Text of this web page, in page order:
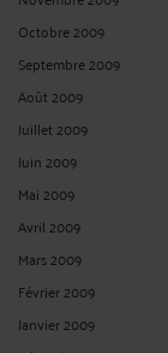
Octobre 2009
Septembre 2009
Août 2009
Juillet 2009
Juin 2009
Mai 2009
Avril 2009
Mars 2009
Février 2009
Janvier 2009